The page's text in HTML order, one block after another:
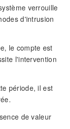
verrouille
d'intrusion
le compte est
l'intervention
période, il est
de valeur